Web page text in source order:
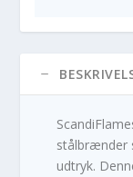
stålbrænder
udtryk.